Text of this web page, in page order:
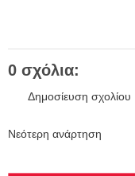
0 σχόλια:
Δημοσίευση σχολίου
Νεότερη ανάρτηση